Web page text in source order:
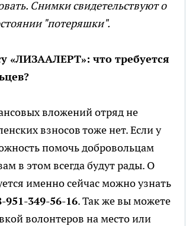
Снимки свидетельствуют о
"потеряшки".
«ЛИЗААЛЕРТ»: что требуется
вложений отряд не
взносов тоже нет. Если у
помочь добровольцам
в этом всегда будут рады. О
именно сейчас можно узнать
951-349-56-16. Так же вы можете
волонтеров на место или